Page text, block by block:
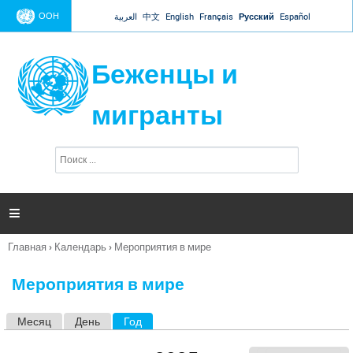
Jump to navigation
ООН العربية 中文 English Français Русский Español
Беженцы и
мигранты
п
и

Вы
Главная › Календарь › Мероприятия в мире
Мероприятия в мире
Месяц День Год